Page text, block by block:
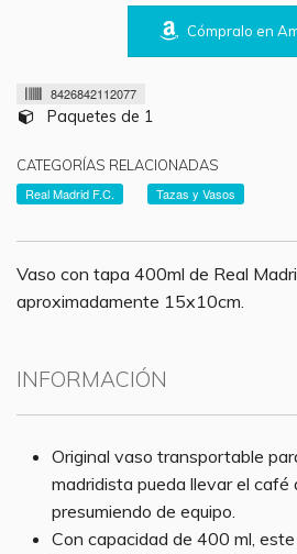
Cómpralo en
8426842112077
Paquetes de 1
CATEGORÍAS RELACIONADAS
Real Madrid F.C.
Tazas y Vasos
Vaso con tapa 400ml de Real
aproximadamente 15x10cm.
INFORMACIÓN
Original vaso transportable
madridista pueda llevar el café
presumiendo de equipo.
Con capacidad de 400 ml,